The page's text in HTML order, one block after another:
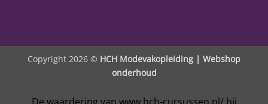
Copyright 2026 © HCH Modevakopleiding | Webshop
onderhoud